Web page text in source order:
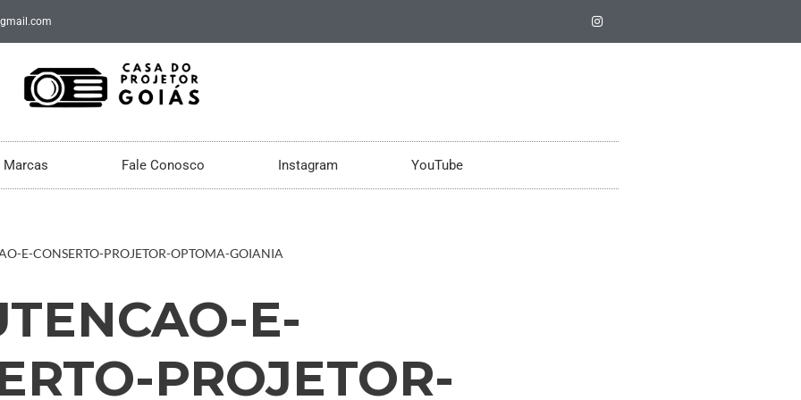
Marcas Fale Conosco Instagram YouTube
E-CONSERTO-PROJETOR-OPTOMA-GOIANIA
E-
PROJETOR-